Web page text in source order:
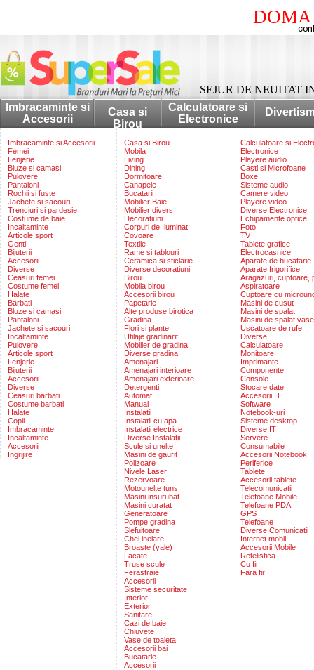
SEJUR DE NEUITAT
Imbracaminte si
Accesorii
Casa si
Birou
Calculatoare si
Electronice
Imbracaminte si Accesorii
Femei
Lenjerie
Bluze si camasi
Pulovere
Pantaloni
Rochii si fuste
Jachete si sacouri
Trenciuri si pardesie
Costume de baie
Incaltaminte
Articole sport
Genti
Bijuterii
Accesorii
Diverse
Ceasuri femei
Costume femei
Halate
Barbati
Bluze si camasi
Pantaloni
Jachete si sacouri
Incaltaminte
Pulovere
Articole sport
Lenjerie
Bijuterii
Accesorii
Diverse
Ceasuri barbati
Costume barbati
Halate
Copii
Imbracaminte
Incaltaminte
Accesorii
Ingrijire
Casa si Birou
Mobila
Living
Dining
Dormitoare
Canapele
Bucatarii
Mobilier Baie
Mobilier divers
Decoratiuni
Corpuri de Iluminat
Covoare
Textile
Rame si tablouri
Ceramica si sticlarie
Diverse decoratiuni
Birou
Mobila birou
Accesorii birou
Papetarie
Alte produse birotica
Gradina
Flori si plante
Utilaje gradinarit
Mobilier de gradina
Diverse gradina
Amenajari
Amenajari interioare
Amenajari exterioare
Detergenti
Automat
Manual
Instalatii
Instalatii cu apa
Instalatii electrice
Diverse Instalatii
Scule si unelte
Masini de gaurit
Polizoare
Nivele Laser
Rezervoare
Motounelte tuns
Masini insurubat
Masini curatat
Generatoare
Pompe gradina
Slefuitoare
Chei inelare
Broaste (yale)
Lacate
Truse scule
Ferastraie
Accesorii
Sisteme securitate
Interior
Exterior
Sanitare
Cazi de baie
Chiuvete
Vase de toaleta
Accesorii bai
Bucatarie
Accesorii
Calculatoare si
Electronice
Playere audio
Casti si Microfoane
Boxe
Sisteme audio
Camere video
Playere video
Diverse Electronice
Echipamente optice
Foto
TV
Tablete grafice
Electrocasnice
Aparate de bucatarie
Aparate frigorifice
Aragazuri, cuptoare,
Aspiratoare
Cuptoare cu
Masini de cusut
Masini de spalat
Masini de spalat vase
Uscatoare de rufe
Diverse
Calculatoare
Monitoare
Imprimante
Componente
Console
Stocare date
Accesorii IT
Software
Notebook-uri
Sisteme desktop
Diverse IT
Servere
Consumabile
Accesorii Notebook
Periferice
Tablete
Accesorii tablete
Telecomunicatii
Telefoane Mobile
Telefoane PDA
GPS
Telefoane
Diverse Comunicatii
Internet mobil
Accesorii Mobile
Retelistica
Cu fir
Fara fir